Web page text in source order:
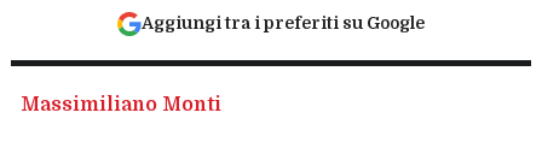
Aggiungi tra i preferiti su Google
Massimiliano Monti